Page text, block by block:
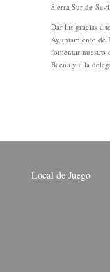
Sierra Sur de
Dar las gracias a
Ayuntamiento de
fomentar nuestro
Baena y a la
Local de Juego